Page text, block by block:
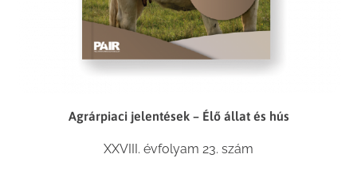
Agrárpiaci jelentések – Élő állat és hús
XXVIII. évfolyam 23. szám